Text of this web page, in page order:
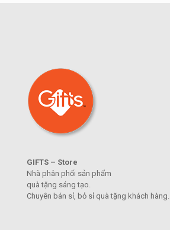
GIFTS – Store
Nhà phân phối sản phẩm
quà tặng sáng tạo.
Chuyên bán sỉ, bỏ sỉ quà tặng khách hàng.